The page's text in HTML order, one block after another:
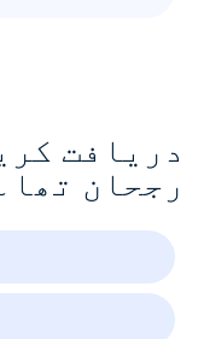
دریافت
رجحان